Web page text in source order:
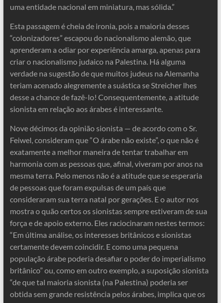
uma entidade nacional em miniatura, mas sólida.”
Esta passagem é cheia de ironia, pois a maioria desses
“colonizadores” escapou do nacionalismo alemão, que
aprenderam a odiar por experiência amarga, apenas para
criar o nacionalismo judaico na Palestina. Há alguma
verdade na sugestão de que muitos judeus na Alemanha
teriam acenado alegremente a suástica se Streicher lhes
desse a chance de fazê-lo! Consequentemente, a atitude
sionista em relação aos árabes é interessante.
Nove décimos da opinião sionista — de acordo com o Sr.
Feiwel, consideram que “O árabe não existe”, o que não é
exatamente a melhor maneira de tentar trabalhar em
harmonia com as pessoas que, afinal, viveram por anos na
mesma terra. Pelo menos não é a atitude que se esperaria
de pessoas que foram expulsas de um país que
consideraram sua terra natal por gerações. E o autor nos
mostra o quão certos os sionistas sempre estiveram de sua
força e de apoio externo. Eles raciocinaram nestes termos:
“Em última análise, os interesses britânicos e sionistas
certamente devem coincidir. E como uma pequena
população árabe poderia desafiar o poder do imperialismo
britânico” ou, como em outro exemplo, a suposição sionista
“de que tal maioria sionista (na Palestina) poderia ser
obtida sem grande resistência pelos árabes, implica que os